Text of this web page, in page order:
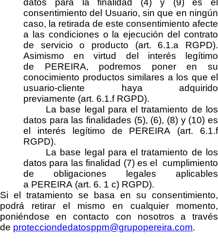
datos para la finalidad (4) y (9)es el
consentimiento del Usuario, sin que en ningún
caso, la retirada de este consentimiento afecte
a las condiciones o la ejecución del contrato
de servicio o producto (art. 6.1.a RGPD).
Asimismo en virtud del interés legítimo
de PEREIRA, podremos
poner en su
conocimiento productos similares a los que el
usuario-cliente haya adquirido
previamente (art. 6.1.f RGPD).
La base legal
para el tratamiento de los
datos para las finalidades (5), (6), (8) y (10)es
el interés legítimo de PEREIRA (art. 6.1.f
RGPD).
La base legal
para el tratamiento de los
datos para las finalidad (7) es el cumplimiento
de obligaciones legales aplicables
a PEREIRA (art. 6. 1 c) RGPD).
Si el tratamiento se basa en su consentimiento,
podrá retirar el mismo en cualquier momento,
poniéndose en contacto con nosotros a través
de protecciondedatosppm@grupopereira.com.